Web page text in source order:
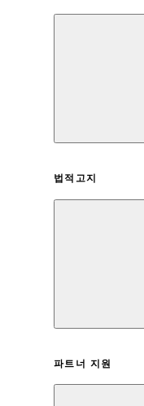
법적고지
파트너 지원